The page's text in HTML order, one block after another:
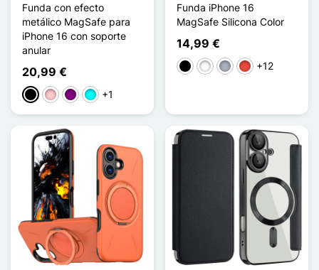
Funda con efecto
metálico MagSafe para
iPhone 16 con soporte
anular
20,99 €
NegroRosaPúrpura
Cian+1
Funda iPhone 16
MagSafe Silicona Color
14,99 €
NegroBlanco
Gris Rojo+12